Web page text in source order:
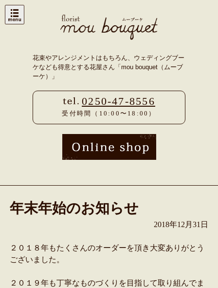
Skip
花束やアレンジメントはもちろん、ウェディングブー
ケなども得意とする花屋さん「mou bouquet（ムーブ
ーケ）」
0250-47-8556
受付時間（10:00〜18:00）
年末年始のお知らせ
2018年12月31日
２０１８年もたくさんのオーダーを頂き大変ありがとう
ございました。
２０１９年も丁寧なものづくりを目指して取り組んでま